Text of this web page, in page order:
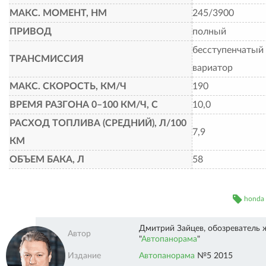
МАКС. МОМЕНТ, НМ
245/3900
ПРИВОД
полный
ТРАНСМИССИЯ
бесступенчатый
вариатор
МАКС. СКОРОСТЬ, КМ/Ч
190
ВРЕМЯ РАЗГОНА 0–100 КМ/Ч, С
10,0
РАСХОД ТОПЛИВА (СРЕДНИЙ), Л/100
КМ
7,9
ОБЪЕМ БАКА, Л 58
honda
Автопанорама"" />
Автор
Дмитрий Зайцев, обозреватель
"Автопанорама"
Издание
Автопанорама №5 2015